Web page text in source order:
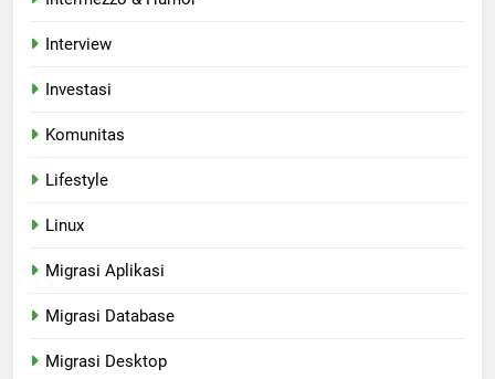
Interview
Investasi
Komunitas
Lifestyle
Linux
Migrasi Aplikasi
Migrasi Database
Migrasi Desktop